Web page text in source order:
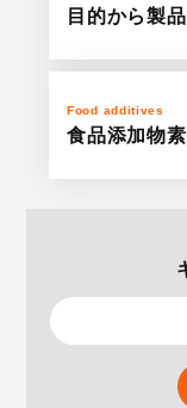
目的から製
Food additives
食品添加物